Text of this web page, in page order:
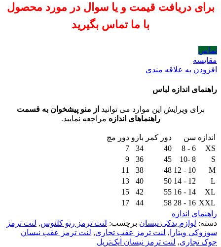
برای دریافت قیمت و یا سوال در مورد محصول
با ما تماس بگیرید
تماس
مقایسه
افزودن به علاقه مندی
راهنمای اندازه لباس
برای ویرایش این موارد می توانید از منو پیشخوان به قسمت
راهنماهای اندازه مراجعه نمایید.
اندازه سن دور کمر بازو دور مچ
XS
6 - 8
40
34
7
S
8 -10
45
36
9
M
10 - 12
48
38
11
L
12 - 14
50
40
13
XL
14 - 16
55
42
15
XXL
16 - 28
58
44
17
راهنمای اندازه
دسته: لوازم یدکی نیسان برچسب: لنت ترمز رنو کلئوس, لنت ترمز
سوزوکی ویتارا , لنت ترمز عقب تجاری, لنت ترمز عقب نیسان
جوک تجاری, لنت ترمز نیسان ایک‌تریل